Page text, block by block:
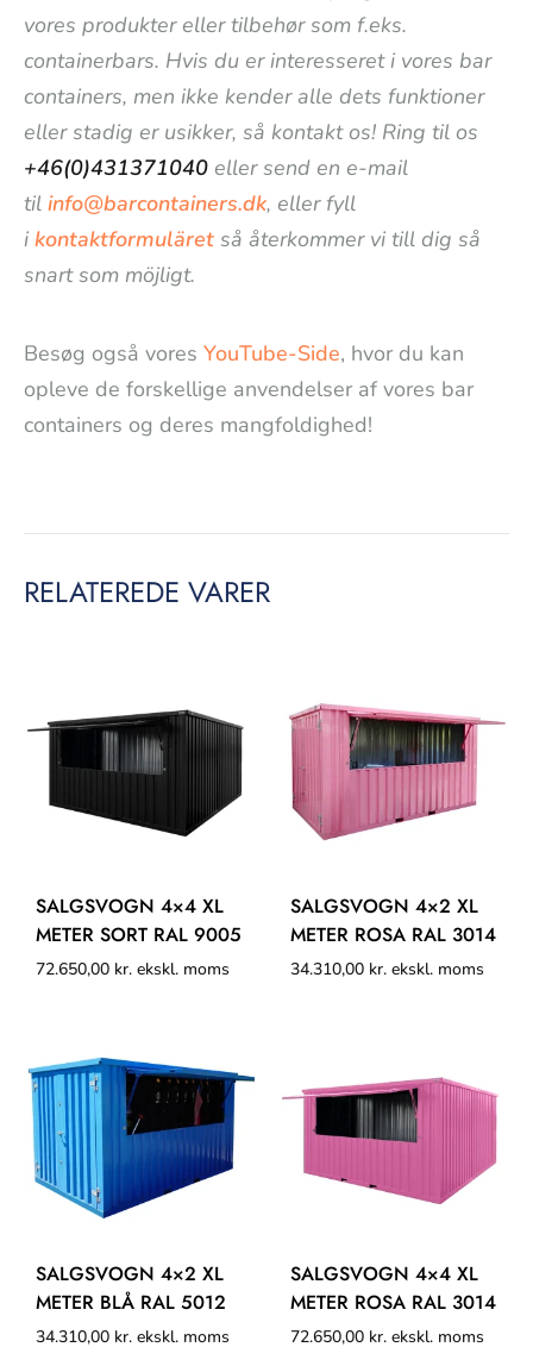
vores produkter eller tilbehør som f.eks.
containerbars. Hvis du er interesseret i vores bar
containers, men ikke kender alle dets funktioner
eller stadig er usikker, så kontakt os! Ring til os
+46(0)431371040 eller send en e-mail
til info@barcontainers.dk, eller fyll
i kontaktformuläret så återkommer vi till dig så
snart som möjligt.
Besøg også vores YouTube-Side, hvor du kan
opleve de forskellige anvendelser af vores bar
containers og deres mangfoldighed!
RELATEREDE VARER
SALGSVOGN 4×4 XL
METER SORT RAL 9005
72.650,00 kr. ekskl. moms
SALGSVOGN 4×2 XL
METER ROSA RAL 3014
34.310,00 kr. ekskl. moms
SALGSVOGN 4×2 XL
METER BLÅ RAL 5012
34.310,00 kr. ekskl. moms
SALGSVOGN 4×4 XL
METER ROSA RAL 3014
72.650,00 kr. ekskl. moms